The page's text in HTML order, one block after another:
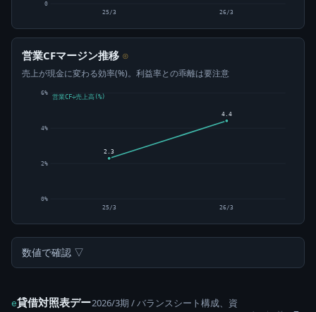
0
25/3 26/3
営業CFマージン推移 ⊙
売上が現金に変わる効率(%)。利益率との乖離は要注意
0%
2%
4%
6%
2.3
25/3
4.4
26/3
営業CF÷売上高(%)
数値で確認 ▽
e貸借対照表デー2026/3期 / バランスシート構成、資